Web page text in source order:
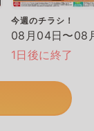
今週のチラシ！
08月04日〜08
1日後に終了